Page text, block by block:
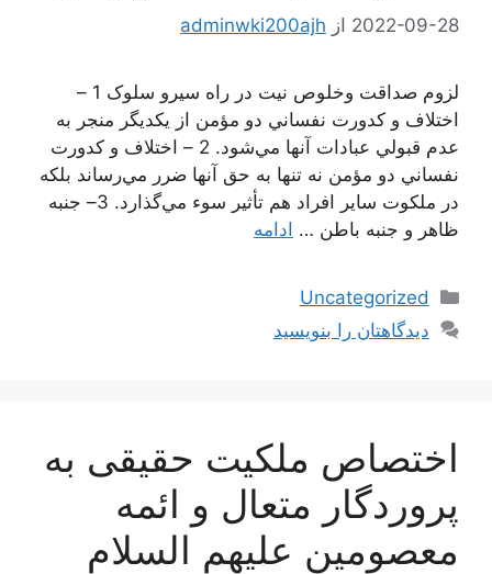
2022-09-28 از adminwki200ajh
لزوم صداقت وخلوص نیت در راه سیرو سلوک 1 –
اختلاف و كدورت نفساني دو مؤمن از يكديگر منجر به
عدم قبولي عبادات آنها مي‌شود. 2 – اختلاف و كدورت
نفساني دو مؤمن نه تنها به حق آنها ضرر مي‌رساند بلكه
در ملكوت ساير افراد هم تأثير سوء مي‌گذارد. 3– جنبه
ظاهر و جنبه باطن … ادامه
دسته‌ها
Uncategorized
دیدگاهتان را بنویسید
اختصاص ملكیت حقیقى به
پروردگار متعال و ائمه
معصومین علیهم السلام‏